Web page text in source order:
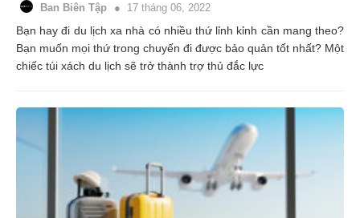
Ban Biên Tập 17 tháng 06, 2022
Bạn hay đi du lịch xa nhà có nhiều thứ lỉnh kỉnh cần mang theo?
Bạn muốn mọi thứ trong chuyến đi được bảo quản tốt nhất? Một
chiếc túi xách du lịch sẽ trở thành trợ thủ đắc lực